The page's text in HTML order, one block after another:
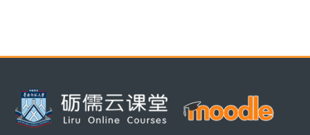
版块